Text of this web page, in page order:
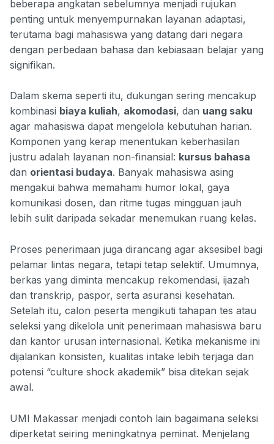
beberapa angkatan sebelumnya menjadi rujukan
penting untuk menyempurnakan layanan adaptasi,
terutama bagi mahasiswa yang datang dari negara
dengan perbedaan bahasa dan kebiasaan belajar yang
signifikan.
Dalam skema seperti itu, dukungan sering mencakup
kombinasi biaya kuliah, akomodasi, dan uang saku
agar mahasiswa dapat mengelola kebutuhan harian.
Komponen yang kerap menentukan keberhasilan
justru adalah layanan non-finansial: kursus bahasa
dan orientasi budaya. Banyak mahasiswa asing
mengakui bahwa memahami humor lokal, gaya
komunikasi dosen, dan ritme tugas mingguan jauh
lebih sulit daripada sekadar menemukan ruang kelas.
Proses penerimaan juga dirancang agar aksesibel bagi
pelamar lintas negara, tetapi tetap selektif. Umumnya,
berkas yang diminta mencakup rekomendasi, ijazah
dan transkrip, paspor, serta asuransi kesehatan.
Setelah itu, calon peserta mengikuti tahapan tes atau
seleksi yang dikelola unit penerimaan mahasiswa baru
dan kantor urusan internasional. Ketika mekanisme ini
dijalankan konsisten, kualitas intake lebih terjaga dan
potensi “culture shock akademik” bisa ditekan sejak
awal.
UMI Makassar menjadi contoh lain bagaimana seleksi
diperketat seiring meningkatnya peminat. Menjelang